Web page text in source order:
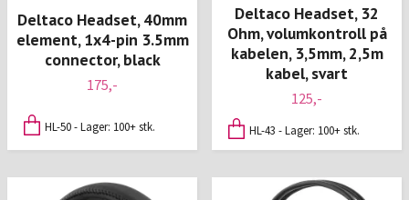
Deltaco Headset, 40mm
element, 1x4-pin 3.5mm
connector, black
175,-
HL-50 - Lager: 100+ stk.
Deltaco Headset, 32
Ohm, volumkontroll på
kabelen, 3,5mm, 2,5m
kabel, svart
125,-
HL-43 - Lager: 100+ stk.